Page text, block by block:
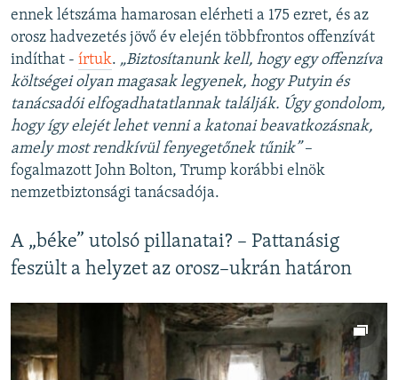
ennek létszáma hamarosan elérheti a 175 ezret, és az
orosz hadvezetés jövő év elején többfrontos offenzívát
indíthat - írtuk. „Biztosítanunk kell, hogy egy offenzíva
költségei olyan magasak legyenek, hogy Putyin és
tanácsadói elfogadhatatlannak találják. Úgy gondolom,
hogy így elejét lehet venni a katonai beavatkozásnak,
amely most rendkívül fenyegetőnek tűnik”–
fogalmazott John Bolton, Trump korábbi elnök
nemzetbiztonsági tanácsadója.
A „béke” utolsó pillanatai? – Pattanásig
feszült a helyzet az orosz–ukrán határon